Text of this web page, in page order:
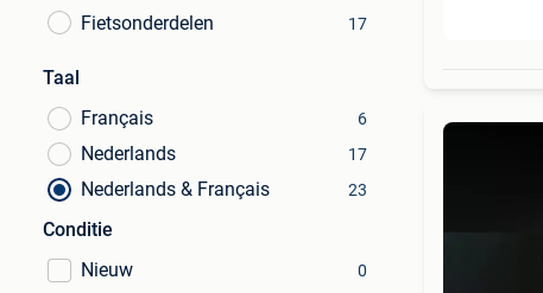
Fietsonderdelen
17
Taal
Français
6
Nederlands 17
Nederlands & Français 23
Conditie
Nieuw
0